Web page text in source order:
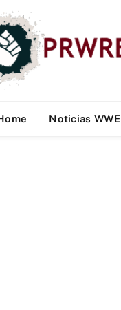
Noticias WWE